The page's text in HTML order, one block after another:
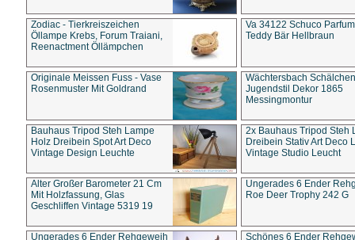
Zodiac - Tierkreiszeichen
Öllampe Krebs, Forum Traiani,
Reenactment Öllämpchen
Va 34122 Schuco
Teddy Bär Hellbraun
Originale Meissen Fuss - Vase
Rosenmuster Mit Goldrand
Wächtersbach Schälchen
Jugendstil Dekor 1865
Messingmontur
Bauhaus Tripod Steh Lampe
Holz Dreibein Spot Art Deco
Vintage Design Leuchte
2x Bauhaus Tripod Steh
Dreibein Stativ Art Deco
Vintage Studio Leucht
Alter Großer Barometer 21 Cm
Mit Holzfassung, Glas
Geschliffen Vintage 5319 19
Ungerades 6 Ender
Roe Deer Trophy 242 G
Ungerades 6 Ender Rehgeweih
Schönes 6 Ender